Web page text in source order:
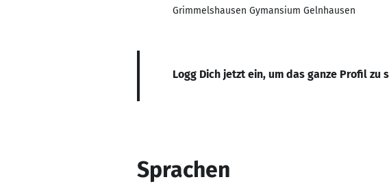
Grimmelshausen Gymansium Gelnhausen
Logg Dich jetzt ein, um das ganze Profil zu
Sprachen